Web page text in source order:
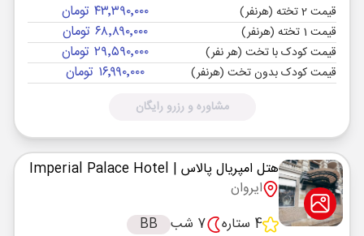
قیمت 2 تخته (هرنفر) ۴۳٬۳۹۰٬۰۰۰ تومان
قیمت 1 تخته (هرنفر) ۶۸٬۸۹۰٬۰۰۰ تومان
قیمت کودک با تخت (هر نفر) ۲۹٬۵۹۰٬۰۰۰ تومان
قیمت کودک بدون تخت (هرنفر) ۱۶٬۹۹۰٬۰۰۰ تومان
مشاوره و رزرو رایگان
هتل امپریال پالاس | Imperial Palace Hotel
ایروان
4 ستاره
7 شب BB